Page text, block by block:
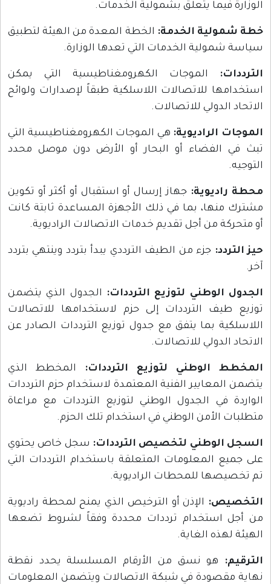
الوزارة فيما يتعلق بشمولية الخدمات.
خطة شمولية الخدمة: الخطة المعدة من الهيئة لتطبيق
سياسة شمولية الخدمات التي تعدها الوزارة.
الترددات:
الموجات الكهرومغناطيسية التي يمكن
استخدامها للاتصالات اللاسلكية طبقاً لإصدارات ولوائح
الاتحاد الدولي للاتصالات.
الموجات الراديوية: هي الموجات الكهرومغناطيسية التي
تبث في الفضاء أو البحار أو الأرض دون موصل محدد
التوجيه.
محطة راديوية: جهاز إرسال أو استقبال أو أكثر أو تكوين
مشترك منها، بما في ذلك الأجهزة المساعدة ثابتة كانت
أو متحركة من أجل تقديم خدمات الاتصالات الراديوية.
حيز التردد: جزء من الطيف الترددي يبدأ بتردد وينتهي بتردد
آخر.
الجدول الوطني لتوزيع الترددات:
الجدول الذي يتضمن
توزيع طيف الترددات إلى حزم لاستخدامها للاتصالات
اللاسلكية بما يتفق مع جدول توزيع الترددات الصادر عن
الاتحاد الدولي للاتصالات.
المخطط الوطني لتوزيع الترددات:
المخطط الذي
يتضمن المعايير الفنية المعتمدة لاستخدام حزم الترددات
الواردة في الجدول الوطني لتوزيع الترددات مع مراعاة
متطلبات الأمن الوطني في استخدام تلك الحزم.
السجل الوطني لتخصيص الترددات: سجل خاص يحتوي
على جميع المعلومات المتعلقة باستخدام الترددات التي
تم تخصيصها للمحطات الراديوية.
التخصيص: الإذن أو الترخيص الذي يمنح لمحطة راديوية
من أجل استخدام ترددات محددة وفقاً لشروط تضعها
الهيئة لهذه الغاية.
الترقيم:
هو نسق من الأرقام المسلسلة يحدد نقطة
نهاية مقصودة في شبكة الاتصالات ويتضمن المعلومات